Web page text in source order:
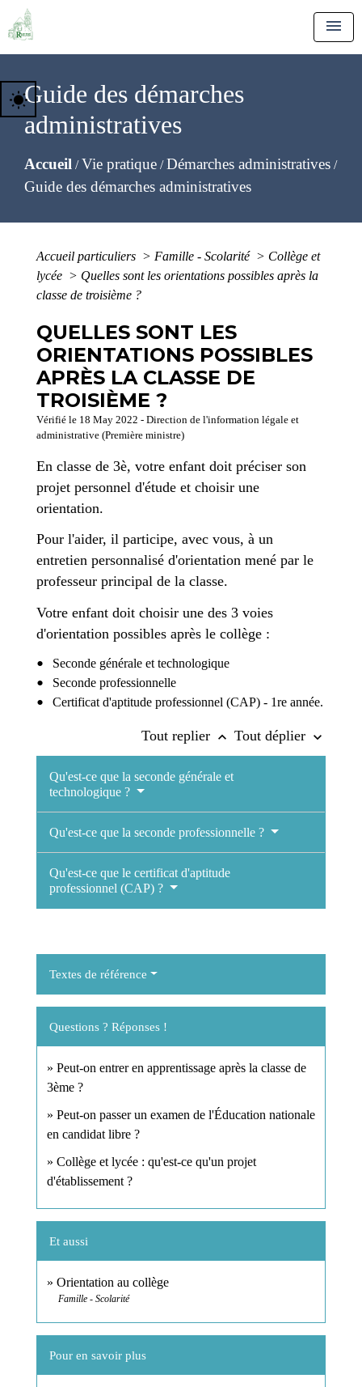
menu
Guide des démarches
administratives
Accueil /Vie pratique /Démarches administratives /
Guide des démarches administratives
wb_sunny
Accueil particuliers > Famille - Scolarité > Collège et
lycée > Quelles sont les orientations possibles après la
classe de troisième ?
QUELLES SONT LES
ORIENTATIONS POSSIBLES
APRÈS LA CLASSE DE
TROISIÈME ?
Vérifié le 18 May 2022 - Direction de l'information légale et
administrative (Première ministre)
En classe de 3è, votre enfant doit préciser son
projet personnel d'étude et choisir une
orientation.
Pour l'aider, il participe, avec vous, à un
entretien personnalisé d'orientation mené par le
professeur principal de la classe.
Votre enfant doit choisir une des 3 voies
d'orientation possibles après le collège :
Seconde générale et technologique
Seconde professionnelle
Certificat d'aptitude professionnel (CAP) - 1re année.
Tout replier keyboard_arrow_up Tout déplier keyboard_arrow_down
Qu'est-ce que la seconde générale et
technologique ?
Qu'est-ce que la seconde professionnelle ?
Qu'est-ce que le certificat d'aptitude
professionnel (CAP) ?
Textes de référence
Questions ? Réponses !
Peut-on entrer en apprentissage après la classe de
3ème ?
Peut-on passer un examen de l'Éducation nationale
en candidat libre ?
Collège et lycée : qu'est-ce qu'un projet
d'établissement ?
Et aussi
Orientation au collège
Famille - Scolarité
Pour en savoir plus